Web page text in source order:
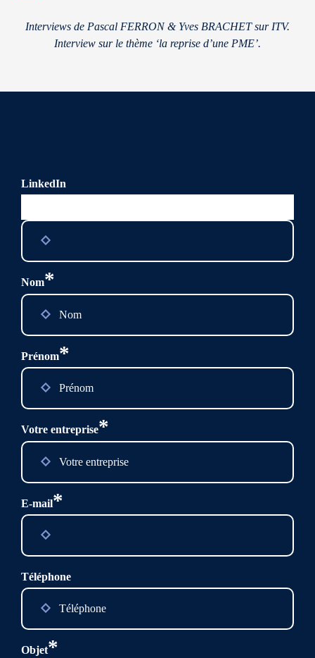
Interviews de Pascal FERRON & Yves BRACHET sur ITV.
Interview sur le thème ‘la reprise d’une PME’.
LinkedIn
Nom*
Prénom*
Votre entreprise*
E-mail*
Téléphone
Objet*